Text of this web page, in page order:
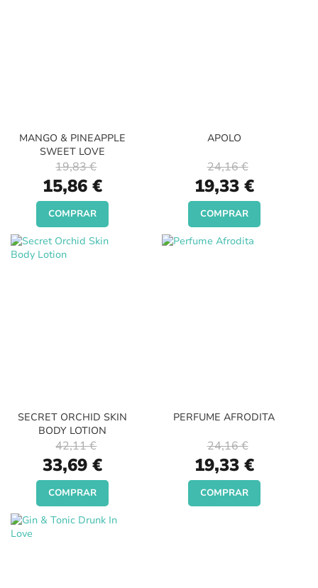
MANGO & PINEAPPLE
SWEET LOVE
Special
Price
15,86 €
19,83 €
COMPRAR
APOLO
Special
Price
19,33 €
24,16 €
COMPRAR
SECRET ORCHID SKIN
BODY LOTION
Special
Price
33,69 €
42,11 €
COMPRAR
PERFUME AFRODITA
Special
Price
19,33 €
24,16 €
COMPRAR